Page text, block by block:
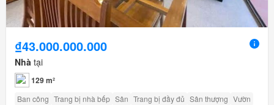
₫43.000.000.000
Nhà tại
129 m²
Ban công Trang bị nhà bếp Sân Trang bị đầy đủ Sân thượng Vườn